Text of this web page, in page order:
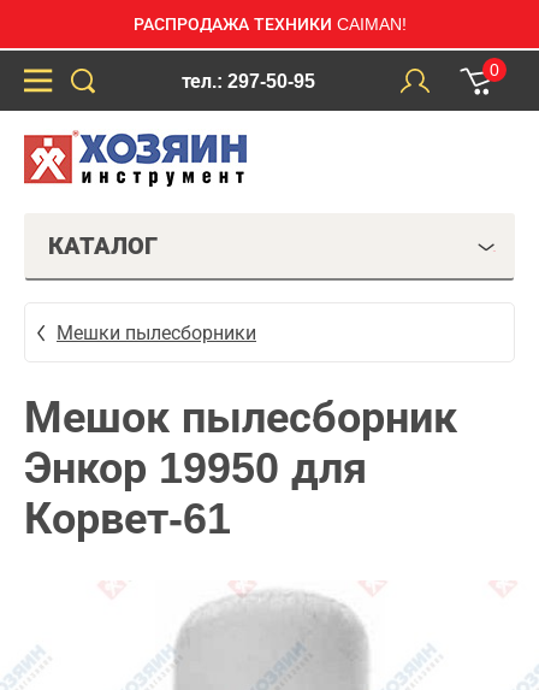
РАСПРОДАЖА ТЕХНИКИ CAIMAN!
тел.: 297-50-95
0
КАТАЛОГ
Мешки пылесборники
Мешок пылесборник
Энкор 19950 для
Корвет-61